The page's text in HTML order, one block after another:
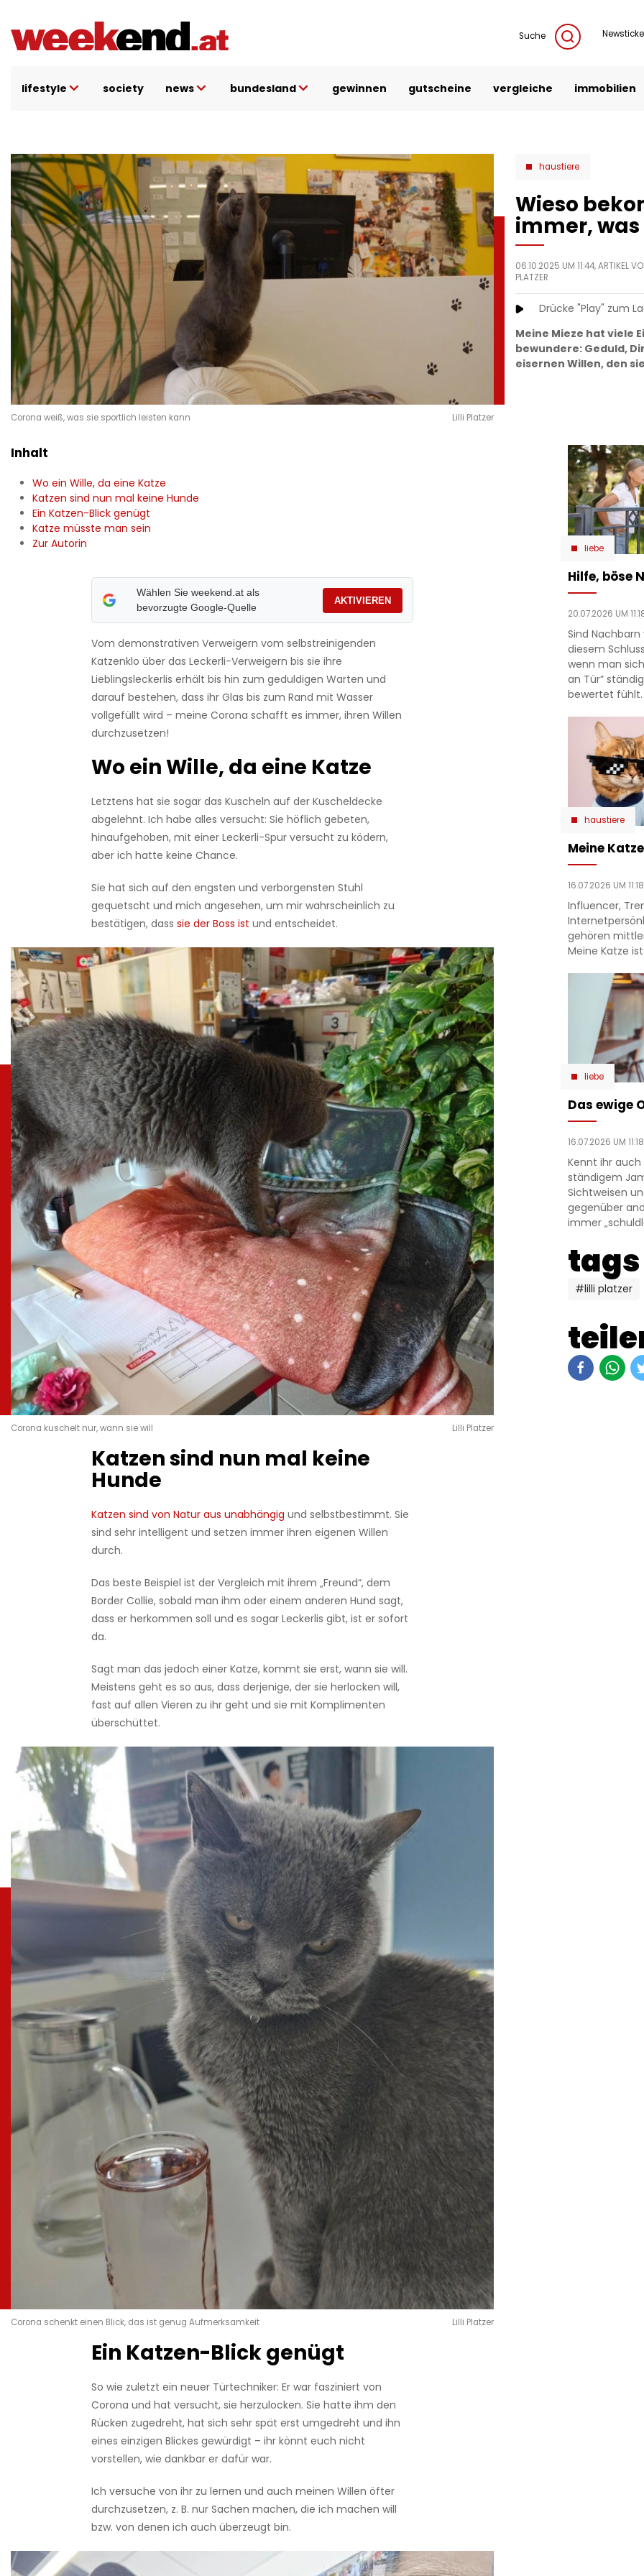
Inhalt
Suche
lifestyle society news bundesland gewinnen gutscheine vergleiche immobilien
Corona weiß, was sie sportlich leisten kann Lilli Platzer
haustiere
Wieso
immer, was
06.10.2025 UM 11:44, ARTIKEL
PLATZER
Drücke "Play" zum
Meine Mieze hat viele
bewundere: Geduld,
eisernen Willen, den
Inhalt
Wo ein Wille, da eine Katze
Katzen sind nun mal keine Hunde
Ein Katzen-Blick genügt
Katze müsste man sein
Zur Autorin
Wählen Sie weekend.at als
bevorzugte Google-Quelle
AKTIVIEREN
Vom demonstrativen Verweigern vom selbstreinigenden
Katzenklo über das Leckerli-Verweigern bis sie ihre
Lieblingsleckerlis erhält bis hin zum geduldigen Warten und
darauf bestehen, dass ihr Glas bis zum Rand mit Wasser
vollgefüllt wird – meine Corona schafft es immer, ihren Willen
durchzusetzen!
Wo ein Wille, da eine Katze
Letztens hat sie sogar das Kuscheln auf der Kuscheldecke
abgelehnt. Ich habe alles versucht: Sie höflich gebeten,
hinaufgehoben, mit einer Leckerli-Spur versucht zu ködern,
aber ich hatte keine Chance.
Sie hat sich auf den engsten und verborgensten Stuhl
gequetscht und mich angesehen, um mir wahrscheinlich zu
bestätigen, dass sie der Boss ist und entscheidet.
Corona kuschelt nur, wann sie will Lilli Platzer
Katzen sind nun mal keine
Hunde
Katzen sind von Natur aus unabhängig und selbstbestimmt. Sie
sind sehr intelligent und setzen immer ihren eigenen Willen
durch.
Das beste Beispiel ist der Vergleich mit ihrem „Freund“, dem
Border Collie, sobald man ihm oder einem anderen Hund sagt,
dass er herkommen soll und es sogar Leckerlis gibt, ist er sofort
da.
Sagt man das jedoch einer Katze, kommt sie erst, wann sie will.
Meistens geht es so aus, dass derjenige, der sie herlocken will,
fast auf allen Vieren zu ihr geht und sie mit Komplimenten
überschüttet.
Corona schenkt einen Blick, das ist genug Aufmerksamkeit Lilli Platzer
Ein Katzen-Blick genügt
So wie zuletzt ein neuer Türtechniker: Er war fasziniert von
Corona und hat versucht, sie herzulocken. Sie hatte ihm den
Rücken zugedreht, hat sich sehr spät erst umgedreht und ihn
eines einzigen Blickes gewürdigt – ihr könnt euch nicht
vorstellen, wie dankbar er dafür war.
Ich versuche von ihr zu lernen und auch meinen Willen öfter
durchzusetzen, z. B. nur Sachen machen, die ich machen will
bzw. von denen ich auch überzeugt bin.
liebe
Hilfe, böse
20.07.2026 UM
Sind
diesem
wenn man
an Tür”
bewertet fühlt.
haustiere
Meine
16.07.2026 UM
Influencer,
gehören
Meine Katze
liebe
Das ewige
16.07.2026 UM
Kennt ihr
ständigem
Sichtweisen
gegenüber
immer
tags
#lilli platzer